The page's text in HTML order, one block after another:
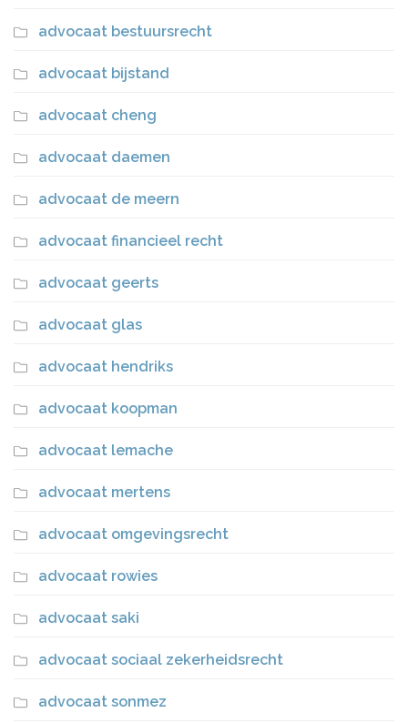
advocaat bestuursrecht
advocaat bijstand
advocaat cheng
advocaat daemen
advocaat de meern
advocaat financieel recht
advocaat geerts
advocaat glas
advocaat hendriks
advocaat koopman
advocaat lemache
advocaat mertens
advocaat omgevingsrecht
advocaat rowies
advocaat saki
advocaat sociaal zekerheidsrecht
advocaat sonmez